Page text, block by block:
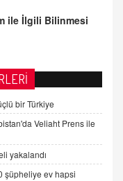
ve dijital hukukun
Alınmalı?
bir Türkiye
Veliaht Prens ile
yakalandı
şüpheliye ev hapsi